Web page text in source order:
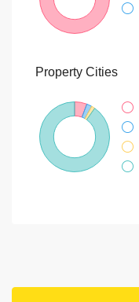
Property Cities